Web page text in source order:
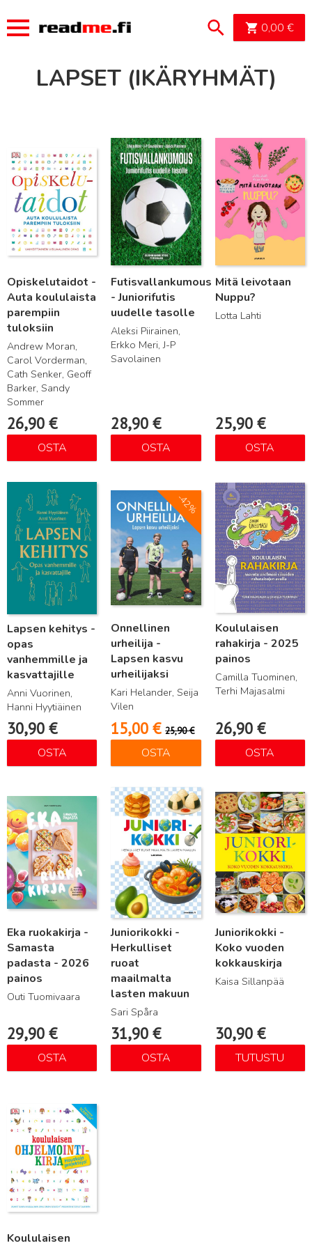
0,00 €
LAPSET (IKÄRYHMÄT)
Opiskelutaidot -
Auta koululaista
parempiin
tuloksiin
Andrew Moran,
Carol Vorderman,
Cath Senker, Geoff
Barker, Sandy
Sommer
26,90 €
OSTA
Futisvallankumous
- Juniorifutis
uudelle tasolle
Aleksi Piirainen,
Erkko Meri, J-P
Savolainen
28,90€
OSTA
Lue lisää
Mitä leivotaan
Nuppu?
Lotta Lahti
25,90 €
OSTA
Lue lisää
Lapsen kehitys -
opas
vanhemmille ja
kasvattajille
Anni Vuorinen,
Hanni Hyytiäinen
30,90 €
OSTA
Lue lisää
-42%
Onnellinen
urheilija -
Lapsen kasvu
urheilijaksi
Kari Helander, Seija
Vilen
15,00€ 25,90€
OSTA
Lue lisää
Koululaisen
rahakirja - 2025
painos
Camilla Tuominen,
Terhi Majasalmi
26,90 €
OSTA
Lue lisää
Eka ruokakirja -
Samasta
padasta - 2026
painos
Outi Tuomivaara
29,90 €
OSTA
Lue lisää
Juniorikokki -
Herkulliset
ruoat
maailmalta
lasten makuun
Sari Spåra
31,90€
OSTA
Lue lisää
Juniorikokki -
Koko vuoden
kokkauskirja
Kaisa Sillanpää
30,90 €
TUTUSTU
Lue lisää
Koululaisen